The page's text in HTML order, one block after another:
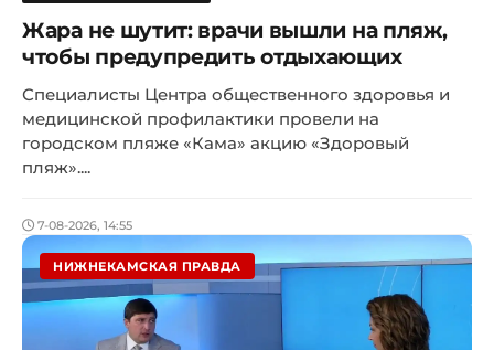
Жара не шутит: врачи вышли на пляж,
чтобы предупредить отдыхающих
Специалисты Центра общественного здоровья и
медицинской профилактики провели на
городском пляже «Кама» акцию «Здоровый
пляж»....
7-08-2026, 14:55
НИЖНЕКАМСКАЯ ПРАВДА